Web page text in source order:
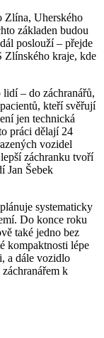
Zlína, Uherského
základen budou
poslouží – přejde
Zlínského kraje, kde
– do záchranářů,
kteří svěřují
jen technická
práci dělají 24
vozidel
záchranku tvoří
Jan Šebek
systematicky
Do konce roku
také jedno bez
kompaktnosti lépe
a dále vozidlo
k